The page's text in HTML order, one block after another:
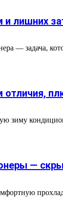
и лишних
— задача,
зиму
—